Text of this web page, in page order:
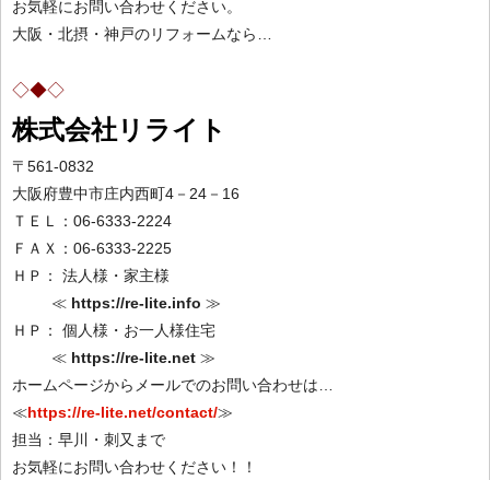
お気軽にお問い合わせください。
大阪・北摂・神戸のリフォームなら…
◇◆◇
株式会社リライト
〒561-0832
大阪府豊中市庄内西町4－24－16
ＴＥＬ：06-6333-2224
ＦＡＸ：06-6333-2225
ＨＰ： 法人様・家主様
≪ https://re-lite.info ≫
ＨＰ： 個人様・お一人様住宅
≪ https://re-lite.net ≫
ホームページからメールでのお問い合わせは…
≪https://re-lite.net/contact/≫
担当：早川・刺又まで
お気軽にお問い合わせください！！